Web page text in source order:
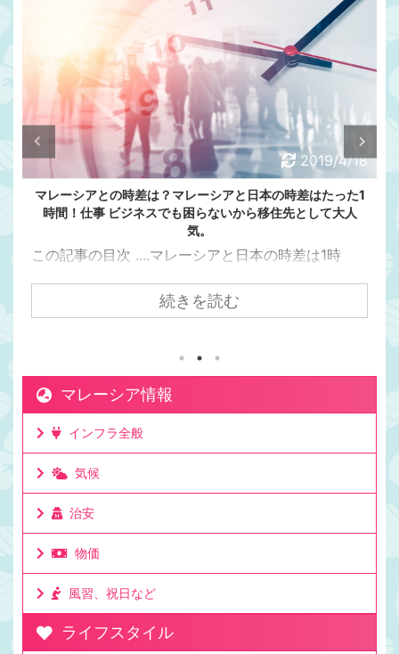
2019/4/18
マレーシアとの時差は？マレーシアと日本の時差はたった1
時間！仕事 ビジネスでも困らないから移住先として大人
気。
この記事の目次 ....マレーシアと日本の時差は1時
アラルンプールまで飛行機で7時間かかるけど時差は
1時間。マレーシアが移住先として人気の理由は時差
絡を取りやすい時差。移住して日本と仕事をしてい
る人もたくさんいる理由。ビジネスでリアルタイム
に連絡が取れるのは利点。ミーティングの時間も決
めやすいお昼休みの感覚も大体似た時間なのでわか
けど問題なし。時差としてはたった一時間 ...
続きを読む
マレーシア情報
インフラ全般
気候
治安
物価
風習、祝日など
ライフスタイル